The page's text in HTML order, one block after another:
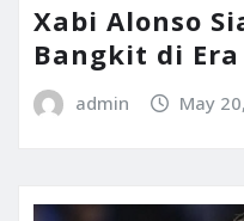
Xabi Alonso
Bangkit di
admin May